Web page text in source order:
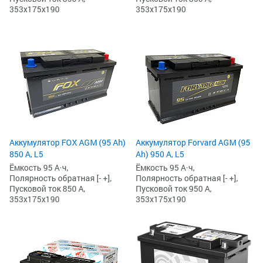
353x175x190
353x175x190
Аккумулятор FOX AGM (95 Ah)
850 А, L5
Ёмкость 95 А·ч,
Полярность обратная [- +],
Пусковой ток 850 А,
353x175x190
Аккумулятор Forvard AGM (95
Ah) 950 А, L5
Ёмкость 95 А·ч,
Полярность обратная [- +],
Пусковой ток 950 А,
353x175x190